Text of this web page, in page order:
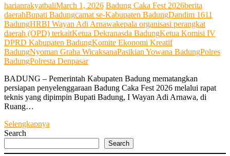
harianrakyatbaliMarch 1, 2026 Badung Caka Fest 2026berita
daerahBupati Badungcamat se-Kabupaten BadungDandim 1611
BadungHRBI Wayan Adi Arnawakepala organisasi perangkat
daerah (OPD) terkaitKetua Dekranasda BadungKetua Komisi IV
DPRD Kabupaten BadungKomite Ekonomi Kreatif
BadungNyoman Graha WicaksanaPasikian Yowana BadungPolres
BadungPolresta Denpasar
BADUNG – Pemerintah Kabupaten Badung mematangkan
persiapan penyelenggaraan Badung Caka Fest 2026 melalui rapat
teknis yang dipimpin Bupati Badung, I Wayan Adi Arnawa, di
Ruang…
Selengkapnya
Caka
Search
Search